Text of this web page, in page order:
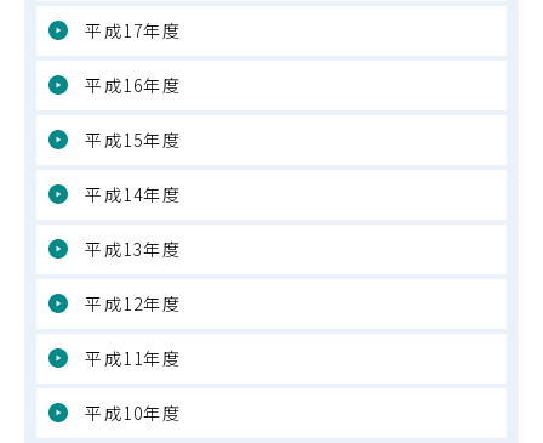
平成17年度
平成16年度
平成15年度
平成14年度
平成13年度
平成12年度
平成11年度
平成10年度